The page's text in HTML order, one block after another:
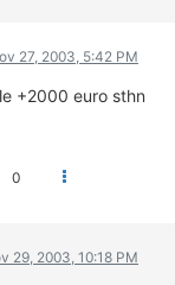
27, 2003, 5:42 PM
+2000 euro sthn
0
29, 2003, 10:18 PM